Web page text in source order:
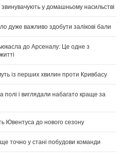
у домашньому насильстві
дуже важливо здобути залікові бали
до Арсеналу: Це одне з
із перших хвилин проти Кривбасу
і виглядали набагато краще за
Ювентуса до нового сезону
точно у стані побудови команди